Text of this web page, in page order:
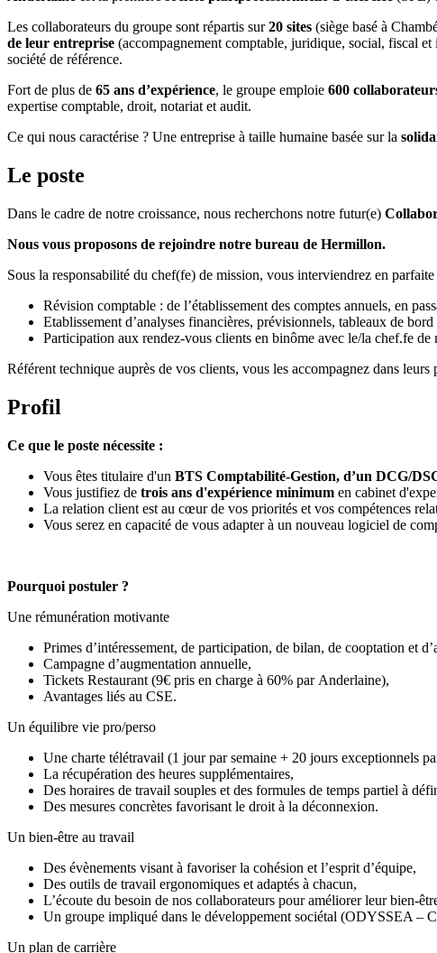
Les collaborateurs du groupe sont répartis sur20 sites (siège basé à
de leur entreprise (accompagnement comptable, juridique, social, fiscal
société de référence.
Fort de plus de 65 ans d’expérience, le groupe emploie 600
expertise comptable, droit, notariat et audit.
Ce qui nous caractérise ? Une entreprise à taille humaine basée sur la
Le poste
Dans le cadre de notre croissance, nous recherchons notre futur(e)
Nous vous proposons de rejoindre notre bureau de Hermillon.
Sous la responsabilité du chef(fe) de mission, vous interviendrez en
Révision comptable : de l’établissement des comptes annuels, en
Etablissement d’analyses financières, prévisionnels, tableaux de bord
Participation aux rendez-vous clients en binôme avec le/la chef.fe de
Référent technique auprès de vos clients, vous les accompagnez dans
Profil
Ce que le poste nécessite :
Vous êtes titulaire d'un BTS Comptabilité-Gestion, d’un DCG/
Vous justifiez de trois ans d'expérience minimum en cabinet
La relation client est au cœur de vos priorités et vos compétences
Vous serez en capacité de vous adapter à un nouveau logiciel de
Pourquoi postuler ?
Une rémunération motivante
Primes d’intéressement, de participation, de bilan, de cooptation et
Campagne d’augmentation annuelle,
Tickets Restaurant (9€ pris en charge à 60% par Anderlaine),
Avantages liés au CSE.
Un équilibre vie pro/perso
Une charte télétravail (1 jour par semaine + 20 jours exceptionnels
La récupération des heures supplémentaires,
Des horaires de travail souples et des formules de temps partiel à
Des mesures concrètes favorisant le droit à la déconnexion.
Un bien-être au travail
Des évènements visant à favoriser la cohésion et l’esprit d’équipe,
Des outils de travail ergonomiques et adaptés à chacun,
L’écoute du besoin de nos collaborateurs pour améliorer leur bien-
Un groupe impliqué dans le développement sociétal (ODYSSEA
Un plan de carrière